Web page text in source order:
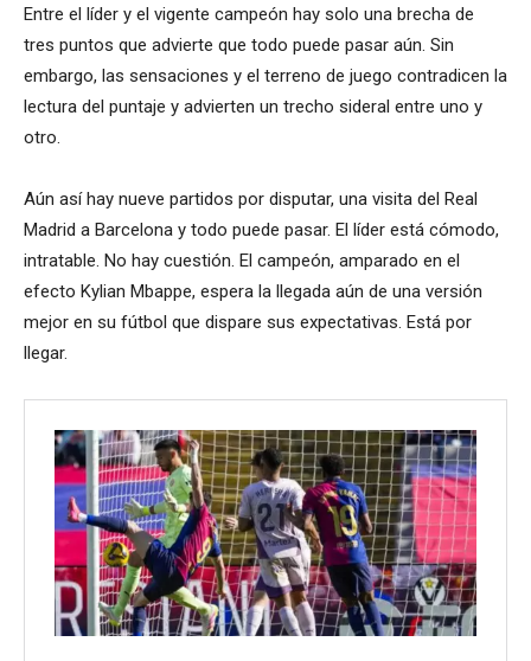
Entre el líder y el vigente campeón hay solo una brecha de
tres puntos que advierte que todo puede pasar aún. Sin
embargo, las sensaciones y el terreno de juego contradicen la
lectura del puntaje y advierten un trecho sideral entre uno y
otro.
Aún así hay nueve partidos por disputar, una visita del Real
Madrid a Barcelona y todo puede pasar. El líder está cómodo,
intratable. No hay cuestión. El campeón, amparado en el
efecto Kylian Mbappe, espera la llegada aún de una versión
mejor en su fútbol que dispare sus expectativas. Está por
llegar.